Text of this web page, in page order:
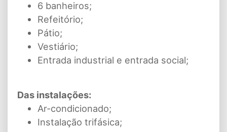
6 banheiros;
Refeitório;
Pátio;
Vestiário;
Entrada industrial e entrada social;
Das instalações:
Ar-condicionado;
Instalação trifásica;